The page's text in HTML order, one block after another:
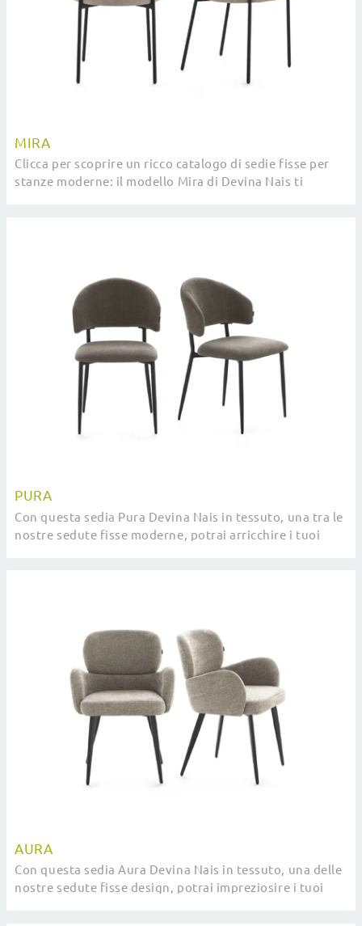
MIRA
Clicca per scoprire un ricco catalogo di sedie fisse per
stanze moderne: il modello Mira di Devina Nais ti
PURA
Con questa sedia Pura Devina Nais in tessuto, una tra le
nostre sedute fisse moderne, potrai arricchire i tuoi
AURA
Con questa sedia Aura Devina Nais in tessuto, una delle
nostre sedute fisse design, potrai impreziosire i tuoi